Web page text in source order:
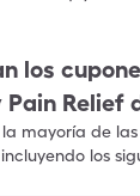
los
Relief
mayoría de
los